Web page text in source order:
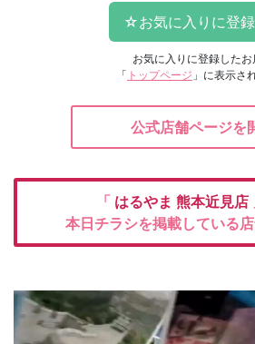
お気に入りに登録したお
「 トップページ 」に表示さ
公式店舗ページを
「 はるやま 熊本近見店
本日チラシを掲載している